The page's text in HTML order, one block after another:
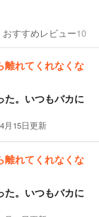
おすすめレビュー10
離れてくれなくな
た。いつもバカに
月15日更新
離れてくれなくな
た。いつもバカに